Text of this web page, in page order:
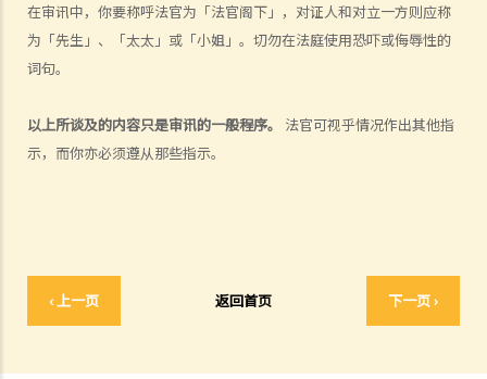
在审讯中，你要称呼法官为「法官阁下」，对证人和对立一方则应称
为「先生」、「太太」或「小姐」。切勿在法庭使用恐吓或侮辱性的
词句。
以上所谈及的内容只是审讯的一般程序。 法官可视乎情况作出其他指
示，而你亦必须遵从那些指示。
‹ 上一页 返回首页 下一页 ›
1. 高等法院原讼法庭（非上诉法庭）是否同时具有民事案件的上诉司法
管辖权？
3. 诉讼任何一方能否在上诉中援引新证据？ 如果可以，该怎么做？
倘若法庭命令对方支付我的讼费，我是否可以悉数讨回我的法律费用？
满，我可否申请讼费评定？
3. 如何进行讼费评定？
4. 就某一项工作而言（例如准备证人陈述书），是否有一个合理范围的